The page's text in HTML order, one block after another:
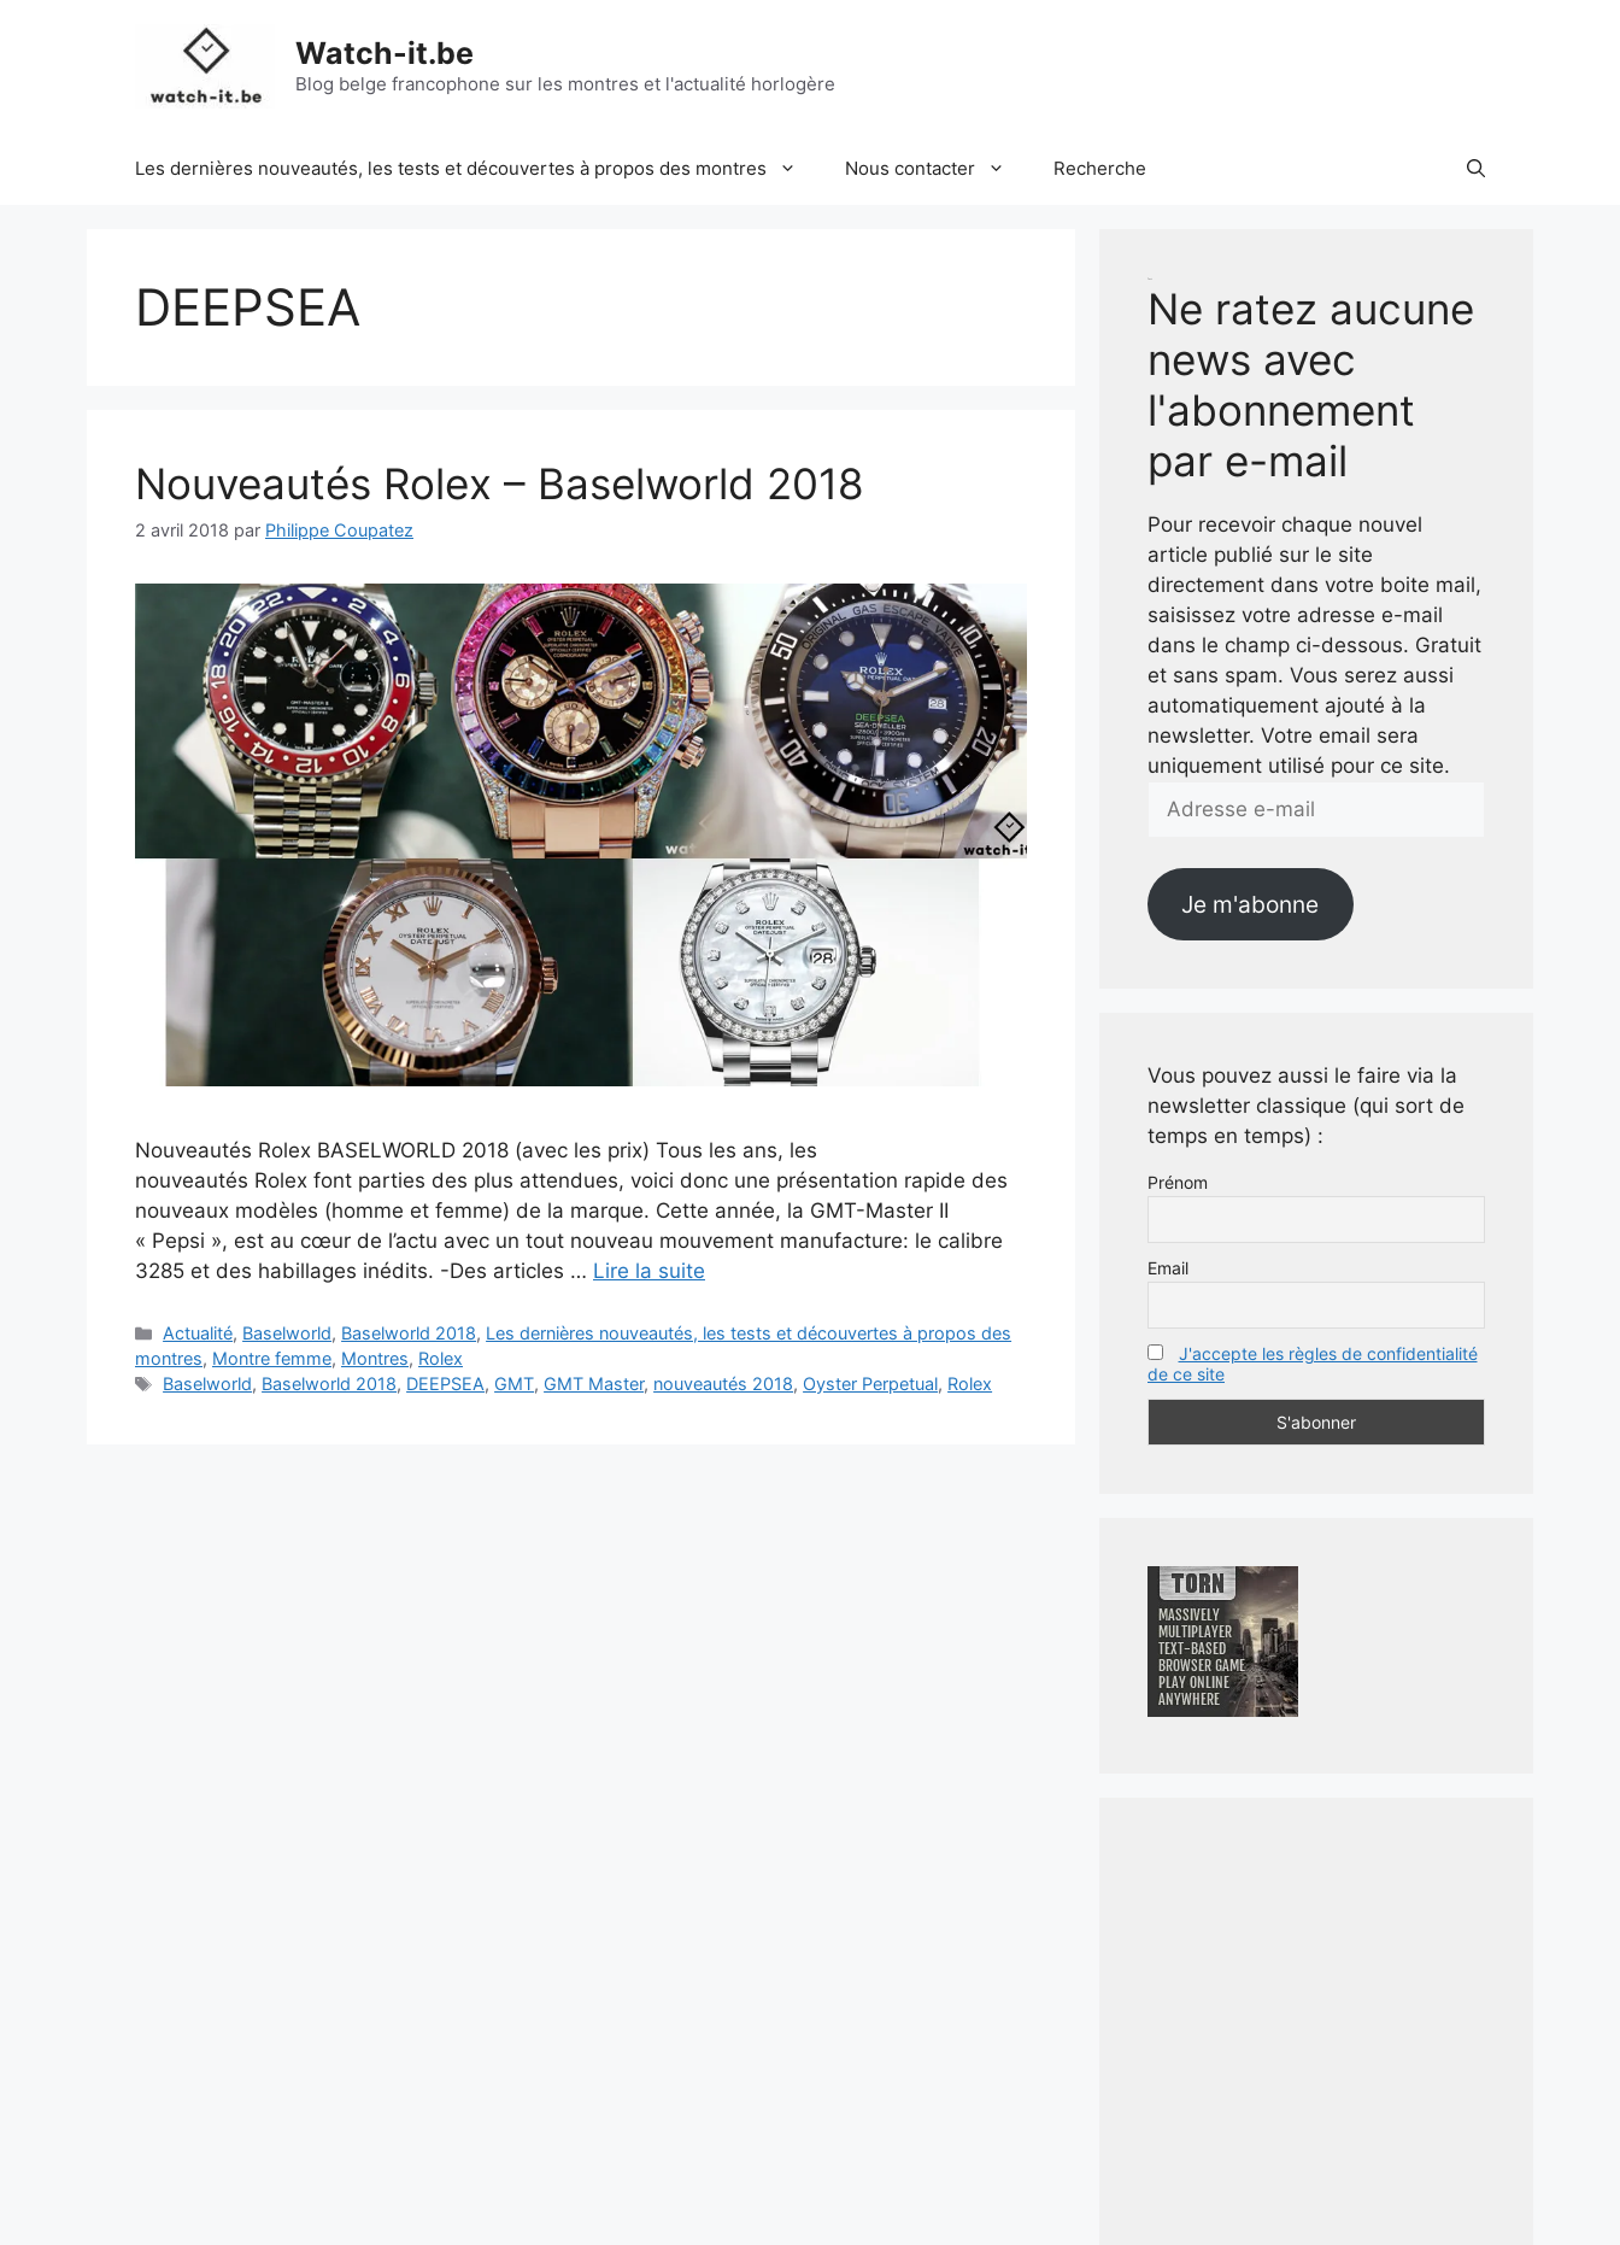
Watch-it.be
Blog belge francophone sur les montres et l'actualité horlogère
Les dernières nouveautés, les tests et découvertes à propos des montres Nous contacter Recherche
DEEPSEA
Nouveautés Rolex – Baselworld 2018
2 avril 2018 par Philippe Coupatez
Nouveautés Rolex BASELWORLD 2018 (avec les prix) Tous les ans, les
nouveautés Rolex font parties des plus attendues, voici donc une présentation rapide des
nouveaux modèles (homme et femme) de la marque. Cette année, la GMT-Master II
« Pepsi », est au cœur de l’actu avec un tout nouveau mouvement manufacture: le calibre
3285 et des habillages inédits. -Des articles … Lire la suite
Catégories
Actualité, Baselworld, Baselworld 2018, Les dernières nouveautés, les tests et découvertes à propos des
montres, Montre femme, Montres, Rolex
Étiquettes
Baselworld, Baselworld 2018, DEEPSEA, GMT, GMT Master, nouveautés 2018, Oyster Perpetual, Rolex
Ne ratez aucune
news avec
l'abonnement
par e-mail
Pour recevoir chaque nouvel
article publié sur le site
directement dans votre boite mail,
saisissez votre adresse e-mail
dans le champ ci-dessous. Gratuit
et sans spam. Vous serez aussi
automatiquement ajouté à la
newsletter. Votre email sera
uniquement utilisé pour ce site.
e-
Je m'abonne
Vous pouvez aussi le faire via la
newsletter classique (qui sort de
temps en temps) :
Prénom
Email
J'accepte les règles de confidentialité
de ce site